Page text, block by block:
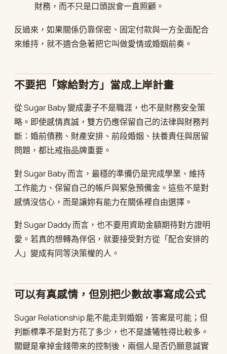
財務，而不只是口頭說會一直照顧。
反過來，如果關係仍靠保密、固定付款與一方全面配合
來維持，就不適合急著把它叫做愛情或婚姻前奏。
不要把「嫁給對方」當成上岸計畫
從 Sugar Baby 變成妻子不是職涯，也不是財務安全策
略。即使感情真誠，雙方仍應保留自己的法律與財務判
斷：婚前債務、財產安排、前段婚姻、扶養責任與居留
問題，都比戒指品牌重要。
對 Sugar Baby 而言，最穩的準備仍是完成學業、維持
工作能力、保留自己的帳戶與緊急預備金。這些不是對
感情沒信心，而是讓妳有能力在關係裡自由選擇。
對 Sugar Daddy 而言，也不要用資助金額期待對方證明
愛。若真的想轉為伴侶，就要接受對方從「配合安排的
人」變成有同等決策權的人。
可以有真感情，但別把少數故事寫成公式
Sugar Relationship 能不能走到婚姻，答案是可能；但
判斷標準不是對方花了多少，也不是誰犧牲得比較多。
關鍵是拿掉金錢帶來的控制後，兩個人是否仍願意誠實